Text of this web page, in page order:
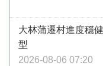
大林蒲遷村進度穩
型
2026-08-06 07:20